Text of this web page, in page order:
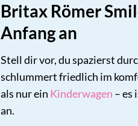
Britax Römer
Anfang an
Stell dir vor, du spazierst
schlummert friedlich im
als nur ein Kinderwagen – es
an.